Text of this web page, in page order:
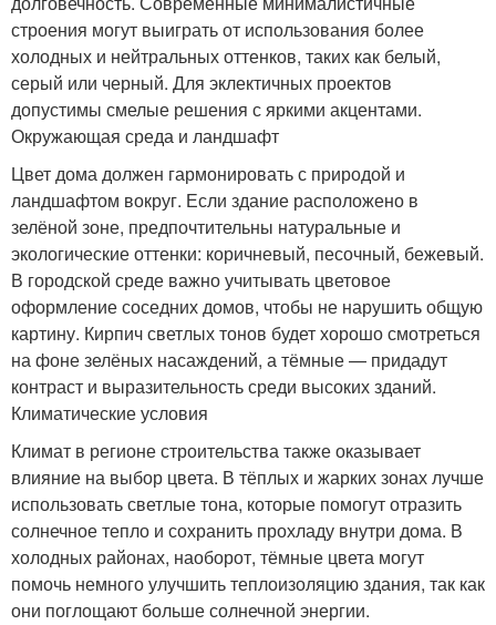
строения могут выиграть от использования более
холодных и нейтральных оттенков, таких как белый,
серый или черный. Для эклектичных проектов
допустимы смелые решения с яркими акцентами.
Окружающая среда и ландшафт
Цвет дома должен гармонировать с природой и
ландшафтом вокруг. Если здание расположено в
зелёной зоне, предпочтительны натуральные и
экологические оттенки: коричневый, песочный, бежевый.
В городской среде важно учитывать цветовое
оформление соседних домов, чтобы не нарушить общую
картину. Кирпич светлых тонов будет хорошо смотреться
на фоне зелёных насаждений, а тёмные — придадут
контраст и выразительность среди высоких зданий.
Климатические условия
Климат в регионе строительства также оказывает
влияние на выбор цвета. В тёплых и жарких зонах лучше
использовать светлые тона, которые помогут отразить
солнечное тепло и сохранить прохладу внутри дома. В
холодных районах, наоборот, тёмные цвета могут
помочь немного улучшить теплоизоляцию здания, так как
они поглощают больше солнечной энергии.